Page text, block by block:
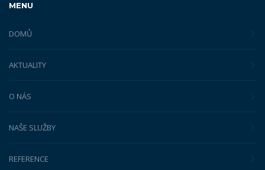
MENU
DOMŮ
AKTUALITY
O NÁS
NAŠE SLUŽBY
REFERENCE